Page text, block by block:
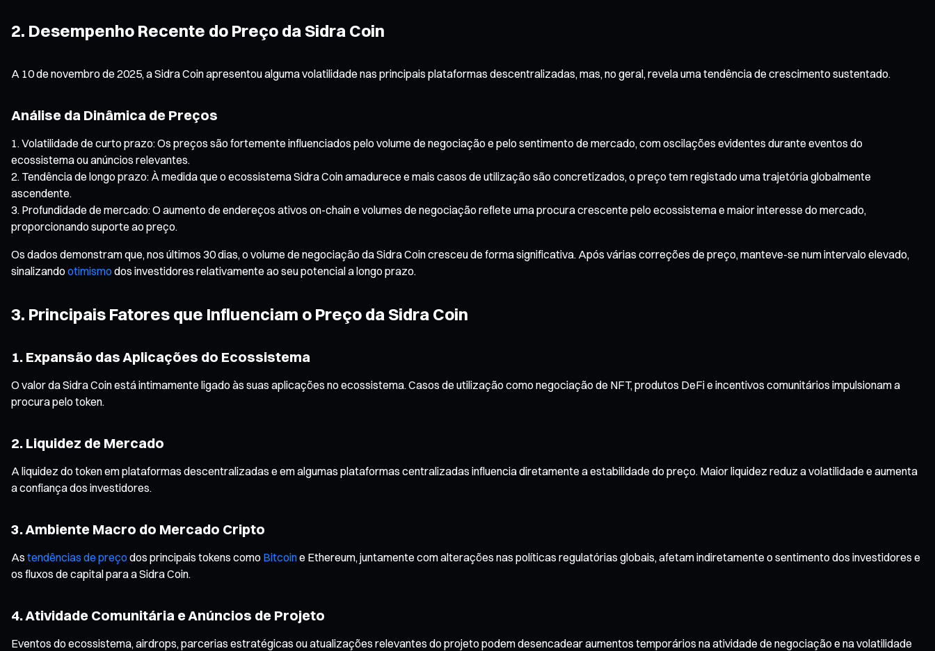
2. Desempenho Recente do Preço da Sidra Coin
A 10 de novembro de 2025, a Sidra Coin apresentou alguma volatilidade nas principais plataformas descentralizadas, mas, no geral, revela uma tendência de crescimento sustentado.
Análise da Dinâmica de Preços
Volatilidade de curto prazo: Os preços são fortemente influenciados pelo volume de negociação e pelo sentimento de mercado, com oscilações evidentes durante eventos do
ecossistema ou anúncios relevantes.
Tendência de longo prazo: À medida que o ecossistema Sidra Coin amadurece e mais casos de utilização são concretizados, o preço tem registado uma trajetória globalmente
ascendente.
Profundidade de mercado: O aumento de endereços ativos on-chain e volumes de negociação reflete uma procura crescente pelo ecossistema e maior interesse do mercado,
proporcionando suporte ao preço.
Os dados demonstram que, nos últimos 30 dias, o volume de negociação da Sidra Coin cresceu de forma significativa. Após várias correções de preço, manteve-se num intervalo elevado,
sinalizandootimismodos investidores relativamente ao seu potencial a longo prazo.
3. Principais Fatores que Influenciam o Preço da Sidra Coin
1. Expansão das Aplicações do Ecossistema
O valor da Sidra Coin está intimamente ligado às suas aplicações no ecossistema. Casos de utilização como negociação de NFT, produtos DeFi e incentivos comunitários impulsionam a
procura pelo token.
2. Liquidez de Mercado
A liquidez do token em plataformas descentralizadas e em algumas plataformas centralizadas influencia diretamente a estabilidade do preço. Maior liquidez reduz a volatilidade e aumenta
a confiança dos investidores.
3. Ambiente Macro do Mercado Cripto
As tendências de preçodos principais tokens como Bitcoine Ethereum, juntamente com alterações nas políticas regulatórias globais, afetam indiretamente o sentimento dos investidores e
os fluxos de capital para a Sidra Coin.
4. Atividade Comunitária e Anúncios de Projeto
Eventos do ecossistema, airdrops, parcerias estratégicas ou atualizações relevantes do projeto podem desencadear aumentos temporários na atividade de negociação e na volatilidade